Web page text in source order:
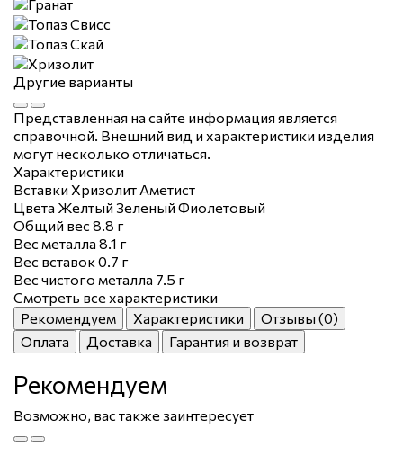
Другие варианты
Представленная на сайте информация является
справочной. Внешний вид и характеристики изделия
могут несколько отличаться.
Характеристики
Вставки Хризолит Аметист
Цвета Желтый Зеленый Фиолетовый
Общий вес 8.8 г
Вес металла 8.1 г
Вес вставок0.7 г
Вес чистого металла 7.5 г
Смотреть все характеристики
Рекомендуем
Характеристики
Отзывы (0)
Оплата
Доставка Гарантия и возврат
Рекомендуем
Возможно, вас также заинтересует